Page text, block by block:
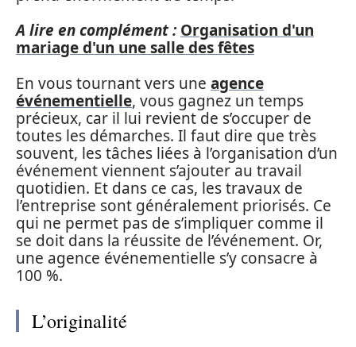
A lire en complément : Organisation d'un
mariage d'un une salle des fêtes
En vous tournant vers une agence
événementielle, vous gagnez un temps
précieux, car il lui revient de s’occuper de
toutes les démarches. Il faut dire que très
souvent, les tâches liées à l’organisation d’un
événement viennent s’ajouter au travail
quotidien. Et dans ce cas, les travaux de
l’entreprise sont généralement priorisés. Ce
qui ne permet pas de s’impliquer comme il
se doit dans la réussite de l’événement. Or,
une agence événementielle s’y consacre à
100 %.
L’originalité